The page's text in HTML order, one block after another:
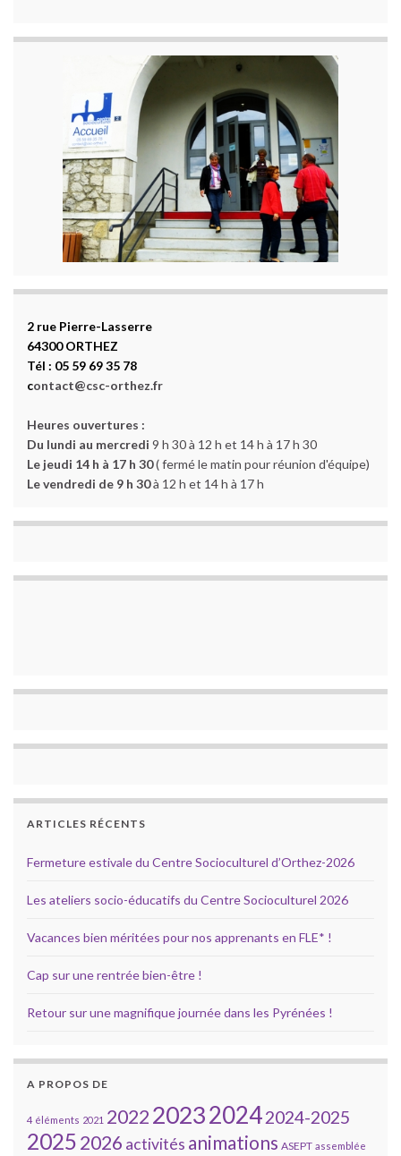
2 rue Pierre-Lasserre
64300 ORTHEZ
Tél : 05 59 69 35 78
contact@csc-orthez.fr
Heures ouvertures :
Du lundi au mercredi 9 h 30 à 12 h et 14 h à 17 h 30
Le jeudi 14 h à 17 h 30( fermé le matin pour réunion d'équipe)
Le vendredi de 9 h 30à 12 h et 14 h à 17 h
ARTICLES RÉCENTS
Fermeture estivale du Centre Socioculturel d’Orthez-2026
Les ateliers socio-éducatifs du Centre Socioculturel 2026
Vacances bien méritées pour nos apprenants en FLE* !
Cap sur une rentrée bien-être !
Retour sur une magnifique journée dans les Pyrénées !
A PROPOS DE
4 éléments 2021 2022202320242024-2025
20252026 activités animations ASEPT assemblée